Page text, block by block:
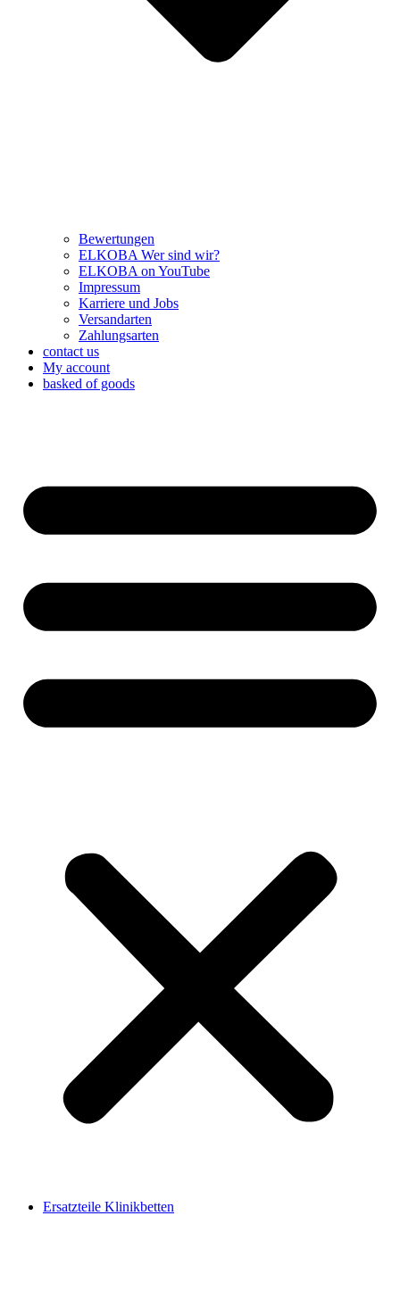
Bewertungen
ELKOBA Wer sind wir?
ELKOBA on YouTube
Impressum
Karriere und Jobs
Versandarten
Zahlungsarten
contact us
My account
basked of goods
Ersatzteile Klinikbetten